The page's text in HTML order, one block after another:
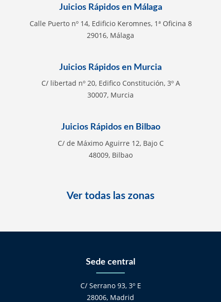
Juicios Rápidos en Málaga
Calle Puerto nº 14, Edificio Keromnes, 1ª Oficina 8
29016, Málaga
Juicios Rápidos en Murcia
C/ libertad nº 20, Edifico Constitución, 3º A
30007, Murcia
Juicios Rápidos en Bilbao
C/ de Máximo Aguirre 12, Bajo C
48009, Bilbao
Ver todas las zonas
Sede central
C/ Serrano 93, 3º E
28006, Madrid